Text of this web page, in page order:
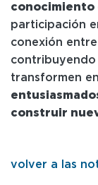
conocimiento
participación
conexión
contribuyendo
transformen
construir
volver a las